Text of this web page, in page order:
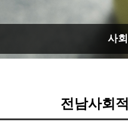
사
전남사회